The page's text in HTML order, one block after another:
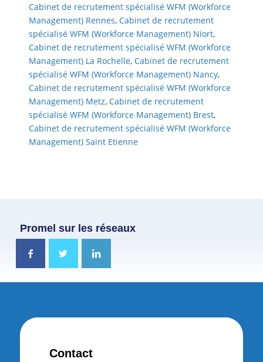
Cabinet de recrutement spécialisé WFM (Workforce
Management) Rennes, Cabinet de recrutement
spécialisé WFM (Workforce Management) Niort,
Cabinet de recrutement spécialisé WFM (Workforce
Management) La Rochelle, Cabinet de recrutement
spécialisé WFM (Workforce Management) Nancy,
Cabinet de recrutement spécialisé WFM (Workforce
Management) Metz, Cabinet de recrutement
spécialisé WFM (Workforce Management) Brest,
Cabinet de recrutement spécialisé WFM (Workforce
Management) Saint Etienne
Promel sur les réseaux
Contact